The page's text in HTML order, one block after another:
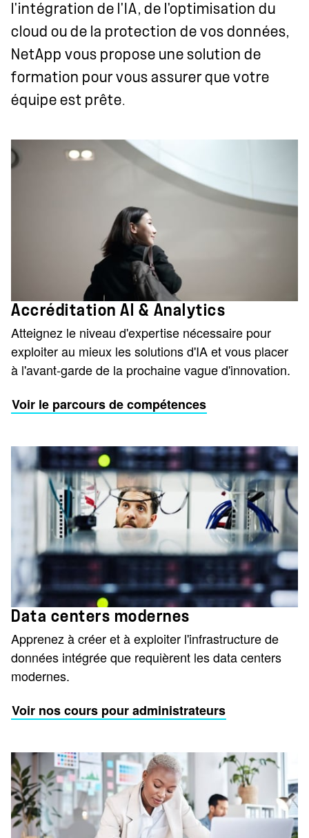
l'intégration de l'IA, de l'optimisation du
cloud ou de la protection de vos données,
NetApp vous propose une solution de
formation pour vous assurer que votre
équipe est prête.
Accréditation AI & Analytics
Atteignez le niveau d'expertise nécessaire pour
exploiter au mieux les solutions d'IA et vous placer
à l'avant-garde de la prochaine vague d'innovation.
Voir le parcours de compétences
Data centers modernes
Apprenez à créer et à exploiter l'infrastructure de
données intégrée que requièrent les data centers
modernes.
Voir nos cours pour administrateurs